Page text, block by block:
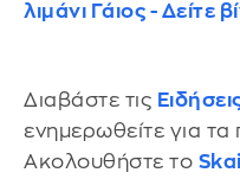
λιμάνι Γάιος - Δείτε
Διαβάστε τις
ενημερωθείτε για
Ακολουθήστε το